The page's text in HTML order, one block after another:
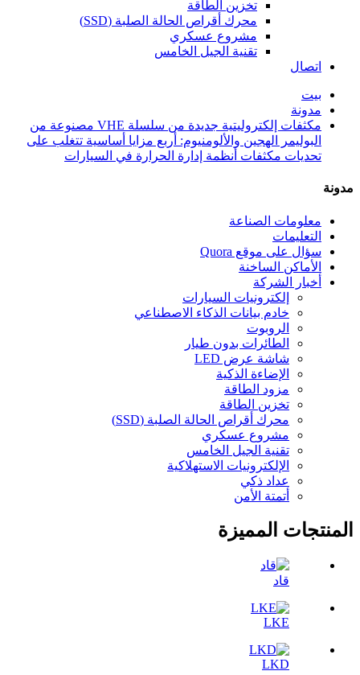
تخزين الطاقة
محرك أقراص الحالة الصلبة (SSD)
مشروع عسكري
تقنية الجيل الخامس
اتصال
بيت
مدونة
مكثفات إلكتروليتية جديدة من سلسلة VHE مصنوعة من
البوليمر الهجين والألومنيوم: أربع مزايا أساسية تتغلب على
تحديات مكثفات أنظمة إدارة الحرارة في السيارات
مدونة
معلومات الصناعة
التعليمات
سؤال على موقع Quora
الأماكن الساخنة
أخبار الشركة
إلكترونيات السيارات
خادم بيانات الذكاء الاصطناعي
الروبوت
الطائرات بدون طيار
شاشة عرض LED
الإضاءة الذكية
مزود الطاقة
تخزين الطاقة
محرك أقراص الحالة الصلبة (SSD)
مشروع عسكري
تقنية الجيل الخامس
الإلكترونيات الاستهلاكية
عداد ذكي
أتمتة الأمن
المنتجات المميزة
قاد
LKE
LKD